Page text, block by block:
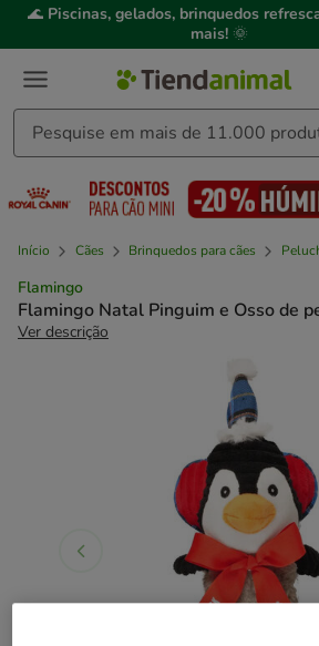
3,
mensagem,
🌊 Piscinas, gelados, brinquedos
mais! 🌞
Início Cães Brinquedos para cães
Flamingo
Flamingo Natal Pinguim e Osso de
Ver descrição